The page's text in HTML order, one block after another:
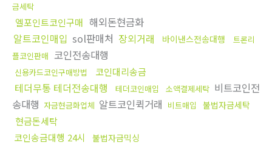
금세탁
엘포인트코인구매 해외돈현금화
알트코인매입 sol판매처 장외거래 바이낸스전송대행
트론리
플코인판매 코인전송대행
신용카드코인구매방법 코인대리송금
테더무통 테더전송대행 테더코인매입 소액결제세탁 비트코인전
송대행 자금현금화업체 알트코인퀵거래 비트매입 불법자금세탁
현금돈세탁
코인송금대행 24시
불법자금믹싱